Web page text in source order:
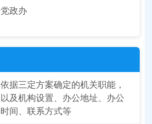
党政办
依据三定方案确定的机关职能，
以及机构设置、办公地址、办公
时间、联系方式等